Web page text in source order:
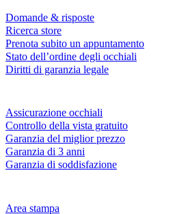
Domande & risposte
Ricerca store
Prenota subito un appuntamento
Stato dell’ordine degli occhiali
Diritti di garanzia legale
Assicurazione occhiali
Controllo della vista gratuito
Garanzia del miglior prezzo
Garanzia di 3 anni
Garanzia di soddisfazione
Area stampa